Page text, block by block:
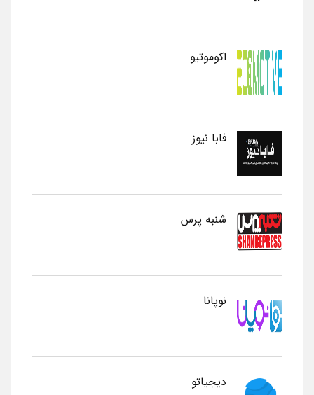
اکوموتیو
فابا نیوز
شنبه پرس
نوپانا
دیجیاتو